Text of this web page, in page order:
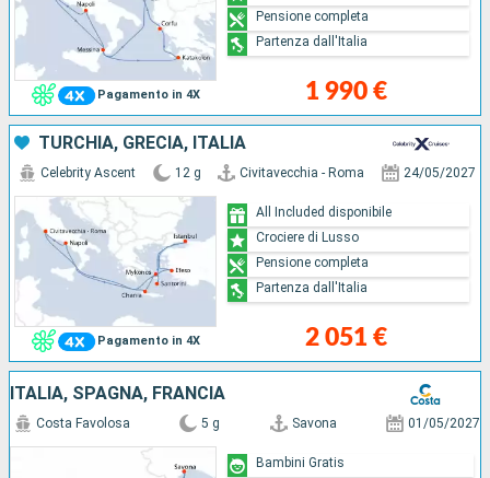
Pagamento in 4X 1 990 €
Pensione completa
Partenza dall'Italia
TURCHIA, GRECIA, ITALIA
Pagamento in 4X
Celebrity Ascent 12 g Civitavecchia - Roma 24/05/2027
2 051 €
All Included disponibile
Crociere di Lusso
Pensione completa
Partenza dall'Italia
ITALIA, SPAGNA, FRANCIA
Costa Favolosa 5 g Savona 01/05/2027
Bambini Gratis